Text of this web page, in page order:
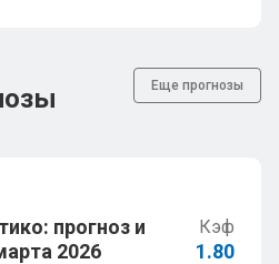
Еще прогнозы
прогноз и
2026
Кэф
1.80